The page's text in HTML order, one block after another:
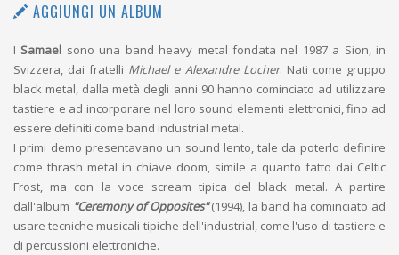
AGGIUNGI UN ALBUM
I Samael sono una band heavy metal fondata nel 1987 a Sion, in
Svizzera, dai fratelli Michael e Alexandre Locher. Nati come gruppo
black metal, dalla metà degli anni 90 hanno cominciato ad utilizzare
tastiere e ad incorporare nel loro sound elementi elettronici, fino ad
essere definiti come band industrial metal.
I primi demo presentavano un sound lento, tale da poterlo definire
come thrash metal in chiave doom, simile a quanto fatto dai Celtic
Frost, ma con la voce scream tipica del black metal. A partire
dall'album "Ceremony of Opposites"(1994), la band ha cominciato ad
usare tecniche musicali tipiche dell'industrial, come l'uso di tastiere e
di percussioni elettroniche.